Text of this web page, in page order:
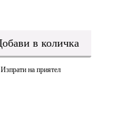
Изпрати на приятел